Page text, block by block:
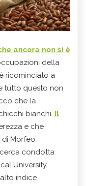
ancora non si è
della
ricominciato a
tutto questo non
che la
bianchi. Il
e che
Morfeo.
condotta
University,
indice